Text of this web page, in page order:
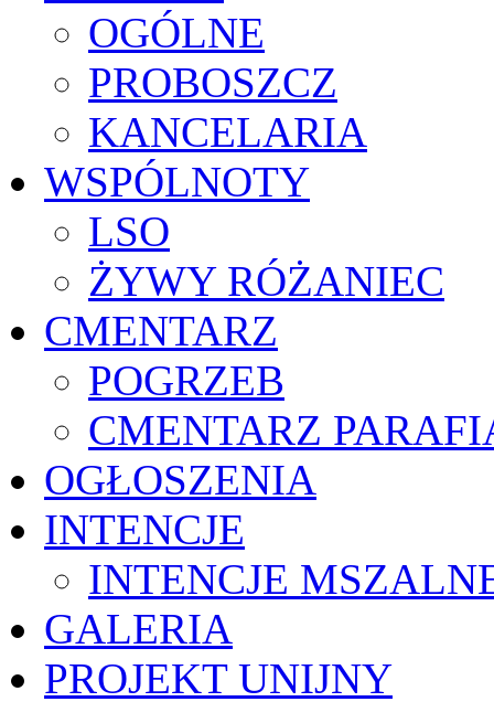
OGÓLNE
PROBOSZCZ
KANCELARIA
WSPÓLNOTY
LSO
ŻYWY RÓŻANIEC
CMENTARZ
POGRZEB
CMENTARZ
OGŁOSZENIA
INTENCJE
INTENCJE
GALERIA
PROJEKT UNIJNY